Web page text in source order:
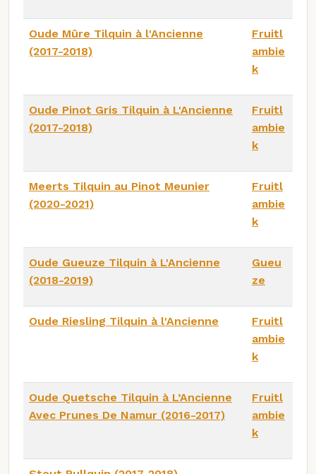
Oude Mûre Tilquin à l'Ancienne
(2017-2018)
Fruitl
ambie
k
Oude Pinot Gris Tilquin à L'Ancienne
(2017-2018)
Fruitl
ambie
k
Meerts Tilquin au Pinot Meunier
(2020-2021)
Fruitl
ambie
k
Oude Gueuze Tilquin à L'Ancienne
(2018-2019)
Gueu
ze
Oude Riesling Tilquin à l'Ancienne
Fruitl
ambie
k
Oude Quetsche Tilquin à L’Ancienne
Avec Prunes De Namur (2016-2017)
Fruitl
ambie
k